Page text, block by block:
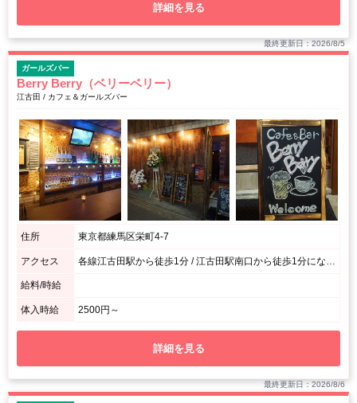
詳細を見る
最終更新日：2026/8/5
ガールズバー
Berry Berry（ベリーベリー）
江古田 / カフェ＆ガールズバー
住所 東京都練馬区栄町4-7
アクセス
給料/時給
体入時給 2500円～
詳細を見る
最終更新日：2026/8/6